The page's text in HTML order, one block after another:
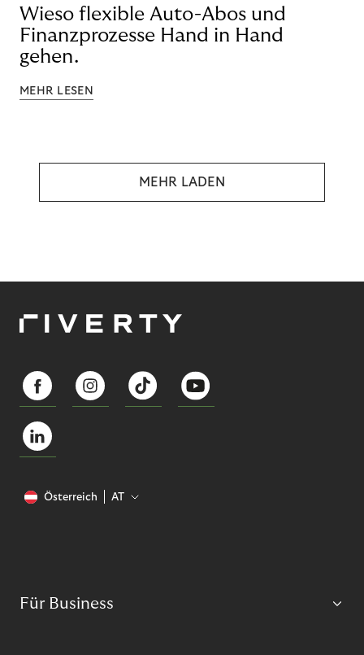
Wieso flexible Auto-Abos und
Finanzprozesse Hand in Hand
gehen.
MEHR LESEN
MEHR LADEN
Österreich AT
Für Business